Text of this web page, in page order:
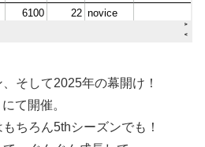
そして2025年の幕開け！
て開催。
ちろん5thシーズンでも！